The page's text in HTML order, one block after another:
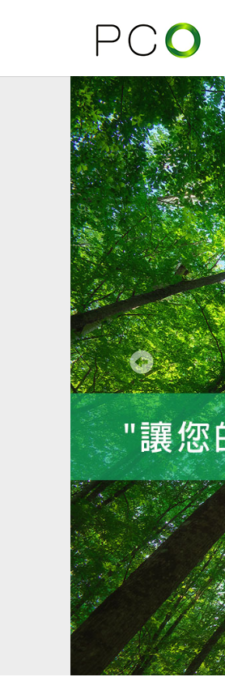
Previous